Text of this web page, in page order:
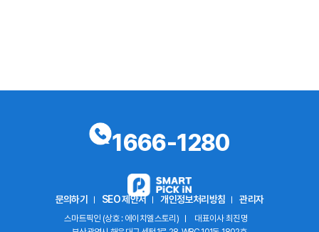
문의하기 SEO 제안서 개인정보처리방침 관리자
스마트픽인 (상호 : 에이치엘스토리)
대표이사 최진명
1666-1280